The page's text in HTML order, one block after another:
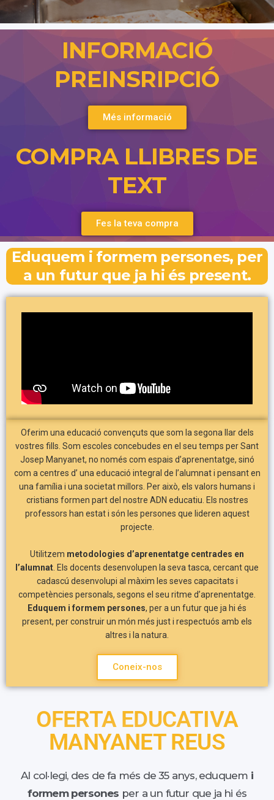
INFORMACIÓ
PREINSRIPCIÓ
Més informació
COMPRA LLIBRES DE
TEXT
Fes la teva compra
Eduquem i formem persones, per
a un futur que ja hi és present.
Oferim una educació convençuts que som la segona llar dels
vostres fills. Som escoles concebudes en el seu temps per Sant
Josep Manyanet, no només com espais d’aprenentatge, sinó
com a centres d’ una educació integral de l’alumnat i pensant en
una família i una societat millors. Per això, els valors humans i
cristians formen part del nostre ADN educatiu. Els nostres
professors han estat i són les persones que lideren aquest
projecte.
Utilitzem metodologies d’aprenentatge centrades en
l’alumnat . Els docents desenvolupen la seva tasca, cercant que
cadascú desenvolupi al màxim les seves capacitats i
competències personals, segons el seu ritme d’aprenentatge.
Eduquem i formem persones, per a un futur que ja hi és
present, per construir un món més just i respectuós amb els
altres i la natura.
Coneix-nos
OFERTA EDUCATIVA
MANYANET REUS
Al col·legi, des de fa més de 35 anys, eduquem i
formem persones per a un futur que ja hi és